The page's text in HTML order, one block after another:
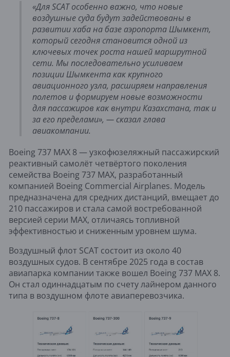
«Для SCAT особенно важно, что новые
воздушные суда будут задействованы в
развитии хаба на базе аэропорта Шымкент,
который сегодня становится одной из
ключевых точек роста нашей маршрутной
сети. Мы последовательно усиливаем
позиции Шымкента как крупного
авиационного узла, расширяем направления
полетов и формируем новые возможности
для пассажиров как внутри Казахстана, так и
за его пределами», — сказал глава
авиакомпании.
Boeing 737 MAX 8 — узкофюзеляжный пассажирский
реактивный самолёт четвёртого поколения
семейства Boeing 737 MAX, разработанный
компанией Boeing Commercial Airplanes. Модель
предназначена для средних дистанций, вмещает до
210 пассажиров и стала самой востребованной
версией серии MAX, отличаясь топливной
эффективностью и сниженным уровнем шума.
Воздушный флот SCAT состоит из около 40
воздушных судов. В сентябре 2025 года в состав
авиапарка компании также вошел Boeing 737 MAX 8.
Он стал одиннадцатым по счету лайнером данного
типа в воздушном флоте авиаперевозчика.